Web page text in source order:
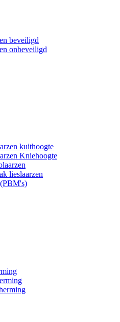
beveiligd
onbeveiligd
kuithoogte
Kniehoogte
lieslaarzen